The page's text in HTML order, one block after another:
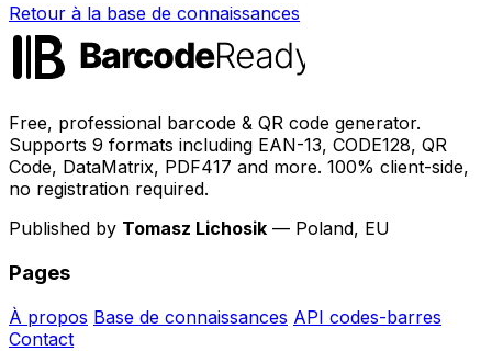
Retour à la base de connaissances
Free, professional barcode & QR code generator.
Supports 9 formats including EAN-13, CODE128, QR
Code, DataMatrix, PDF417 and more. 100% client-side,
no registration required.
Published by Tomasz Lichosik — Poland, EU
Pages
À propos Base de connaissances API codes-barres
Contact